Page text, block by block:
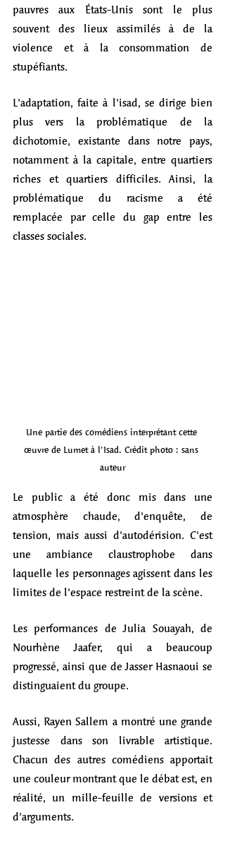
pauvres aux États-Unis sont le plus
souvent des lieux assimilés à de la
violence et à la consommation de
stupéfiants.
L'adaptation, faite à l'isad, se dirige bien
plus vers la problématique de la
dichotomie, existante dans notre pays,
notamment à la capitale, entre quartiers
riches et quartiers difficiles. Ainsi, la
problématique du racisme a été
remplacée par celle du gap entre les
classes sociales.
Une partie des comédiens interprétant cette
œuvre de Lumet à l'Isad. Crédit photo : sans
auteur
Le public a été donc mis dans une
atmosphère chaude, d'enquête, de
tension, mais aussi d'autodérision. C'est
une ambiance claustrophobe dans
laquelle les personnages agissent dans les
limites de l'espace restreint de la scène.
Les performances de Julia Souayah, de
Nourhène Jaafer, qui a beaucoup
progressé, ainsi que de Jasser Hasnaoui se
distinguaient du groupe.
Aussi, Rayen Sallem a montré une grande
justesse dans son livrable artistique.
Chacun des autres comédiens apportait
une couleur montrant que le débat est, en
réalité, un mille-feuille de versions et
d'arguments.